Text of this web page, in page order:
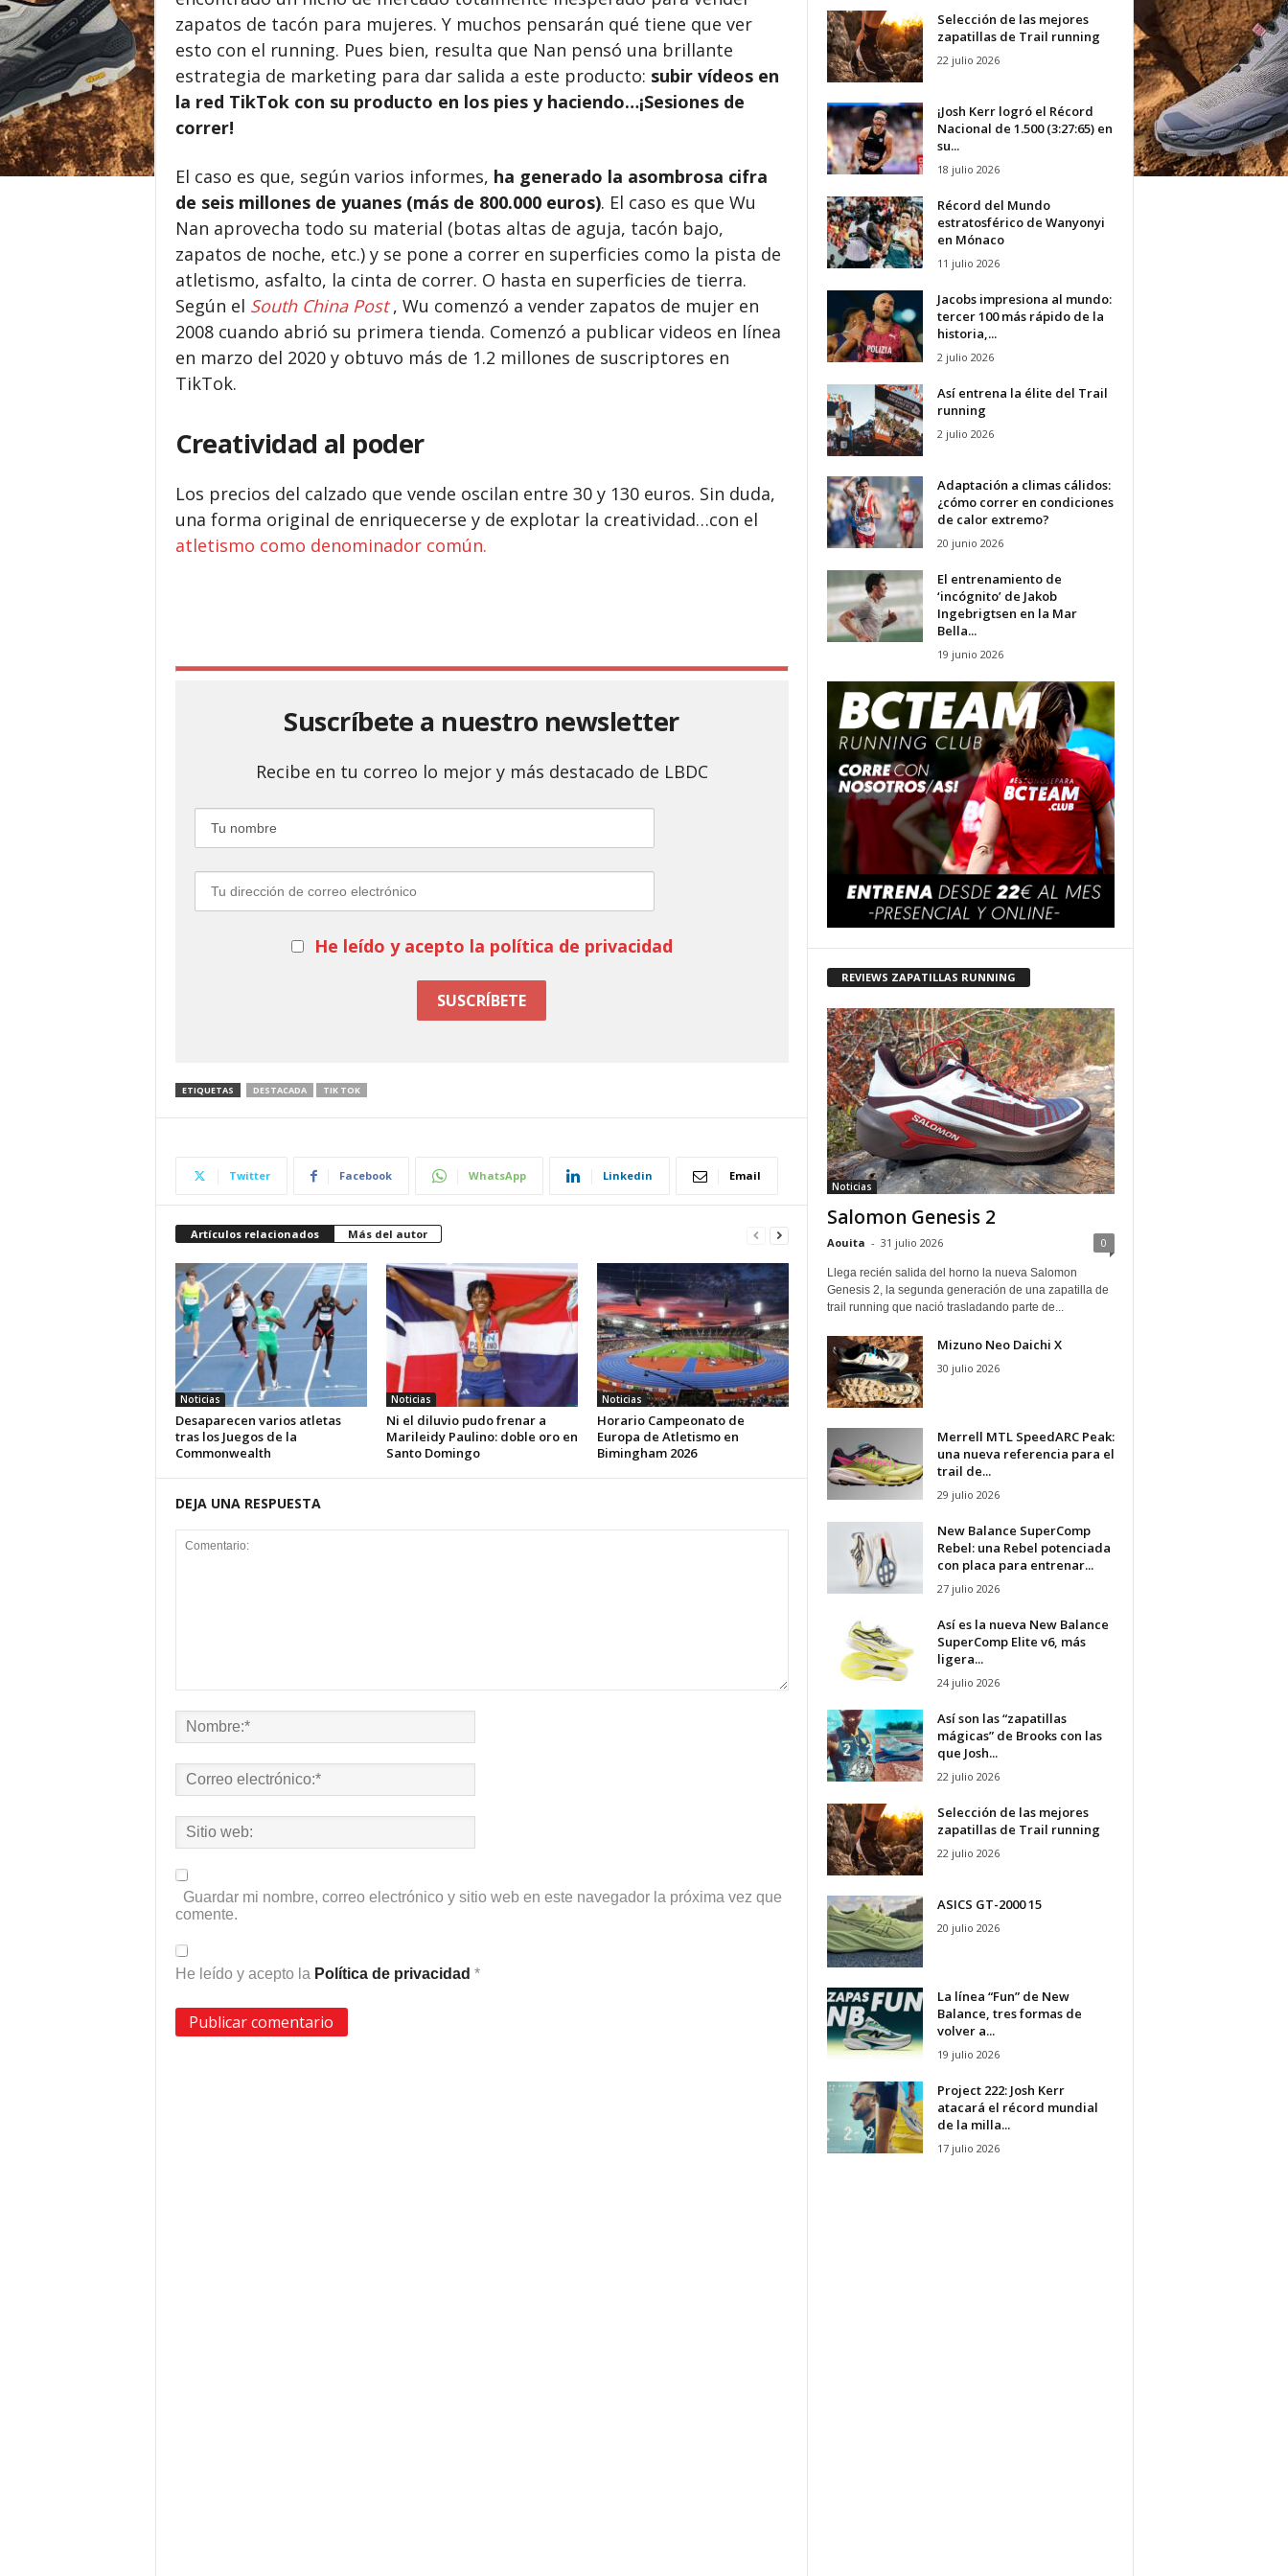
zapatos de tacón para mujeres. Y muchos pensarán qué tiene que ver
esto con el running. Pues bien, resulta que Nan pensó una brillante
estrategia de marketing para dar salida a este producto: subir vídeos en
la red TikTok con su producto en los pies y haciendo…¡Sesiones de
correr!
El caso es que, según varios informes, ha generado la asombrosa cifra
de seis millones de yuanes (más de 800.000 euros). El caso es que Wu
Nan aprovecha todo su material (botas altas de aguja, tacón bajo,
zapatos de noche, etc.) y se pone a correr en superficies como la pista de
atletismo, asfalto, la cinta de correr. O hasta en superficies de tierra.
Según el South China Post, Wu comenzó a vender zapatos de mujer en
2008 cuando abrió su primera tienda. Comenzó a publicar videos en línea
en marzo del 2020 y obtuvo más de 1.2 millones de suscriptores en
TikTok.
Creatividad al poder
Los precios del calzado que vende oscilan entre 30 y 130 euros. Sin duda,
una forma original de enriquecerse y de explotar la creatividad…con el
atletismo como denominador común.
Suscríbete a nuestro newsletter
Recibe en tu correo lo mejor y más destacado de LBDC
He leído y acepto la política de privacidad
ETIQUETAS DESTACADA TIK TOK
Twitter Facebook WhatsApp Linkedin Email
Artículos relacionados Más del autor
Noticias
Desaparecen varios atletas
tras los Juegos de la
Commonwealth
Noticias
Ni el diluvio pudo frenar a
Marileidy Paulino: doble oro en
Santo Domingo
Noticias
Horario Campeonato de
Europa de Atletismo en
Bimingham 2026
DEJA UNA RESPUESTA
Guardar mi nombre, correo electrónico y sitio web en este navegador la próxima vez que
comente.
He leído y acepto la Política de privacidad *
Selección de las mejores
zapatillas de Trail running
22 julio 2026
¡Josh Kerr logró el Récord
Nacional de 1.500 (3:27:65) en
su...
18 julio 2026
Récord del Mundo
estratosférico de Wanyonyi
en Mónaco
11 julio 2026
Jacobs impresiona al mundo:
tercer 100 más rápido de la
historia,...
2 julio 2026
Así entrena la élite del Trail
running
2 julio 2026
Adaptación a climas cálidos:
¿cómo correr en condiciones
de calor extremo?
20 junio 2026
El entrenamiento de
‘incógnito’ de Jakob
Ingebrigtsen en la Mar
Bella...
19 junio 2026
REVIEWS ZAPATILLAS RUNNING
Noticias
Salomon Genesis 2
Aouita - 31 julio 2026 0
Llega recién salida del horno la nueva Salomon
Genesis 2, la segunda generación de una zapatilla de
trail running que nació trasladando parte de...
Mizuno Neo Daichi X
30 julio 2026
Merrell MTL SpeedARC Peak:
una nueva referencia para el
trail de...
29 julio 2026
New Balance SuperComp
Rebel: una Rebel potenciada
con placa para entrenar...
27 julio 2026
Así es la nueva New Balance
SuperComp Elite v6, más
ligera...
24 julio 2026
Así son las “zapatillas
mágicas” de Brooks con las
que Josh...
22 julio 2026
Selección de las mejores
zapatillas de Trail running
22 julio 2026
ASICS GT-2000 15
20 julio 2026
La línea “Fun” de New
Balance, tres formas de
volver a...
19 julio 2026
Project 222: Josh Kerr
atacará el récord mundial
de la milla...
17 julio 2026